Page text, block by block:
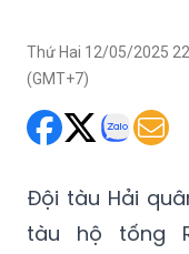
Thứ Hai 12/05/2025
(GMT+7)
Đội tàu Hải
tàu hộ tống